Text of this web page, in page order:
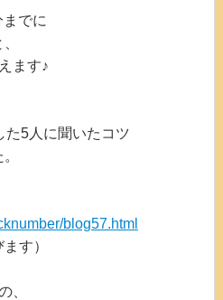
でに
ます♪
た5人に聞いたコツ
blog57.html
す）
、